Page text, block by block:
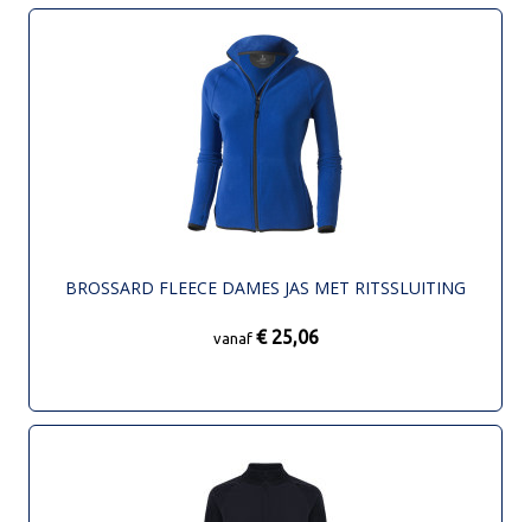
BROSSARD FLEECE DAMES JAS MET RITSSLUITING
vanaf € 25,06